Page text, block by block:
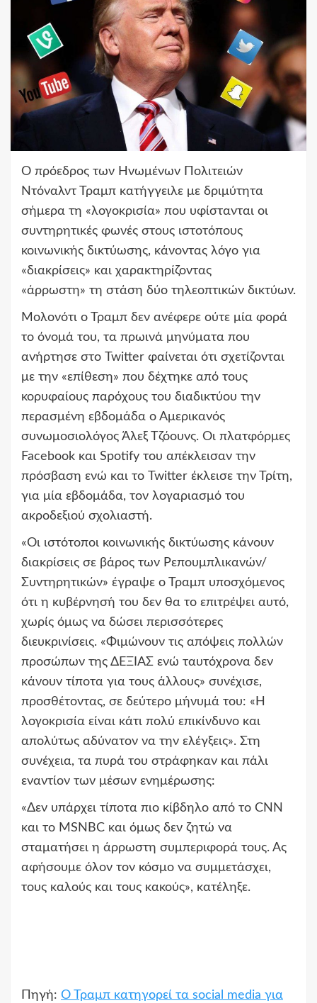
Ο πρόεδρος των Ηνωμένων Πολιτειών
Ντόναλντ Τραμπ κατήγγειλε με δριμύτητα
σήμερα τη «λογοκρισία» που υφίστανται οι
συντηρητικές φωνές στους ιστοτόπους
κοινωνικής δικτύωσης, κάνοντας λόγο για
«διακρίσεις» και χαρακτηρίζοντας
«άρρωστη» τη στάση δύο τηλεοπτικών δικτύων.
Μολονότι ο Τραμπ δεν ανέφερε ούτε μία φορά
το όνομά του, τα πρωινά μηνύματα που
ανήρτησε στο Twitter φαίνεται ότι σχετίζονται
με την «επίθεση» που δέχτηκε από τους
κορυφαίους παρόχους του διαδικτύου την
περασμένη εβδομάδα ο Αμερικανός
συνωμοσιολόγος Άλεξ Τζόουνς. Οι πλατφόρμες
Facebook και Spotify του απέκλεισαν την
πρόσβαση ενώ και το Twitter έκλεισε την Τρίτη,
για μία εβδομάδα, τον λογαριασμό του
ακροδεξιού σχολιαστή.
«Οι ιστότοποι κοινωνικής δικτύωσης κάνουν
διακρίσεις σε βάρος των Ρεπουμπλικανών/
Συντηρητικών» έγραψε ο Τραμπ υποσχόμενος
ότι η κυβέρνησή του δεν θα το επιτρέψει αυτό,
χωρίς όμως να δώσει περισσότερες
διευκρινίσεις. «Φιμώνουν τις απόψεις πολλών
προσώπων της ΔΕΞΙΑΣ ενώ ταυτόχρονα δεν
κάνουν τίποτα για τους άλλους» συνέχισε,
προσθέτοντας, σε δεύτερο μήνυμά του: «Η
λογοκρισία είναι κάτι πολύ επικίνδυνο και
απολύτως αδύνατον να την ελέγξεις». Στη
συνέχεια, τα πυρά του στράφηκαν και πάλι
εναντίον των μέσων ενημέρωσης:
«Δεν υπάρχει τίποτα πιο κίβδηλο από το CNN
και το MSNBC και όμως δεν ζητώ να
σταματήσει η άρρωστη συμπεριφορά τους. Ας
αφήσουμε όλον τον κόσμο να συμμετάσχει,
τους καλούς και τους κακούς», κατέληξε.
Πηγή: Ο Τραμπ κατηγορεί τα social media για